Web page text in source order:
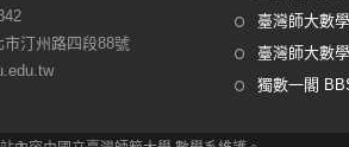
汀州路四段88號
臺灣師大數
臺灣師大數
獨數一閣